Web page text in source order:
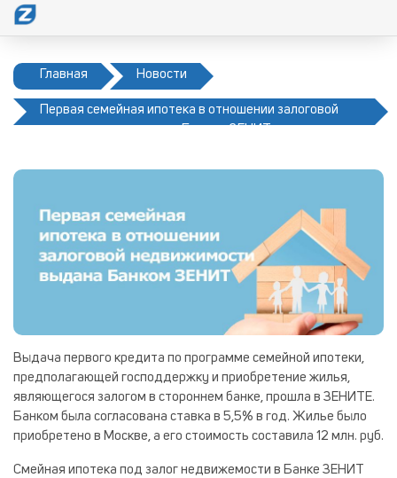
Главная Новости
Первая семейная ипотека в отношении залоговой
Выдача первого кредита по программе семейной ипотеки,
предполагающей господдержку и приобретение жилья,
являющегося залогом в стороннем банке, прошла в ЗЕНИТЕ.
Банком была согласована ставка в 5,5% в год. Жилье было
приобретено в Москве, а его стоимость составила 12 млн. руб.
Смейная ипотека под залог недвижемости в Банке ЗЕНИТ